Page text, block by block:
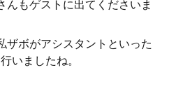
んもゲストに出てくださいま
ザボがアシスタントといった
いましたね。